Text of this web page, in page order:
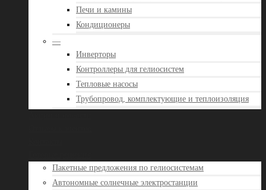
Печи и камины
Кондиционеры
—
Инверторы
Контроллеры для гелиосистем
Тепловые насосы
Трубопровод, комплектующие и теплоизоляция
Пакетные предложения по гелиосистемам
Автономные солнечные электростанции